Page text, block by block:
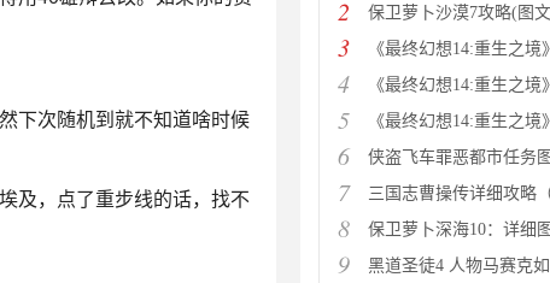
下次随机到就不知道啥时候
及，点了重步线的话，找不
2 保卫萝卜沙漠7攻略(图
3 《最终幻想14:重生之
4 《最终幻想14:重生之境》
5 《最终幻想14:重生之境》
6 侠盗飞车罪恶都市任务
7 三国志曹操传详细攻略（
8 保卫萝卜深海10：详细
9 黑道圣徒4 人物马赛克如何删除